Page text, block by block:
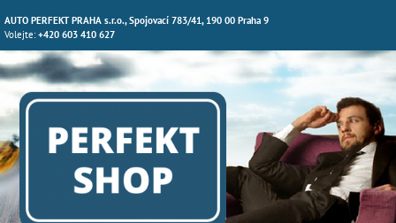
AUTO PERFEKT PRAHA s.r.o., Spojovací 783/41, 190 00 Praha 9
Volejte:+420 603 410 627